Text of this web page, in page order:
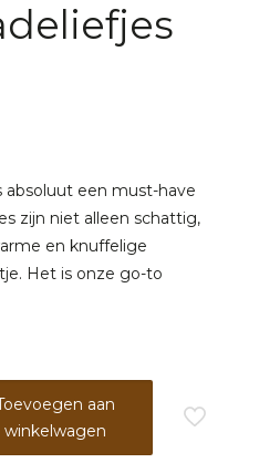
een must-have
zijn niet alleen schattig,
en knuffelige
Het is onze go-to
aan
winkelwagen